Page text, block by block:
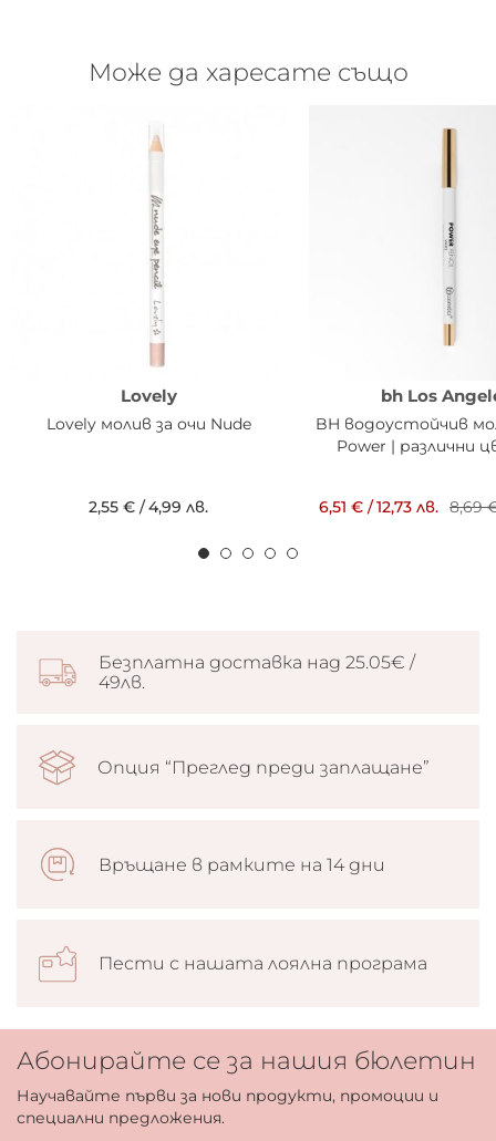
Може да харесате също
Lovely
Lovely молив за очи Nude
2,55 € /4,99 лв.
bh Los
BH водоустойчив
Power | различни
6,51 € /12,73 лв. 8,69
Безплатна доставка над 25.05€ /
49лв.
Опция “Преглед преди заплащане”
Връщане в рамките на 14 дни
Пести с нашата лоялна програма
Абонирайте се за нашия бюлетин
Научавайте първи за нови продукти, промоции и
специални предложения.